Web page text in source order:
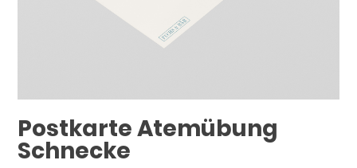
Postkarte Atemübung
Schnecke